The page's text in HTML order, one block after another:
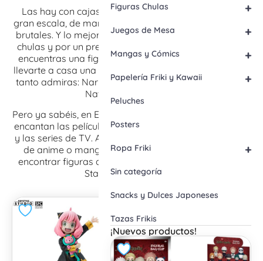
Las hay con cajas de colección, en formato chibi, a
gran escala, de marcas originales con unos acabados
brutales. Y lo mejor, en Elius también tenemos figuras
chulas y por un precio genial. Es una pasada cuando
encuentras una figura de tu anime favorito y puedes
llevarte a casa una figura de ese personaje anime que
tanto admiras: Naruto, Luffy, Rin Okuruma, L, Sasuke,
Natsu, Goku, Mikasa…
Pero ya sabéis, en Elius no solo amamos el anime. Nos
encantan las películas buenas, los cómics américanos
y las series de TV. Así que no solo encontrarás figuras
de anime o manganime, sino que también podrás
encontrar figuras de DC Comics o Marvel, figuras de
Star Wars o similares.
+
Figuras Chulas
+
Juegos de Mesa
+
Mangas y Cómics
+
Papelería Friki y Kawaii
Peluches
Posters
+
Ropa Friki
Sin categoría
Snacks y Dulces Japoneses
Tazas Frikis
¡Nuevos productos!